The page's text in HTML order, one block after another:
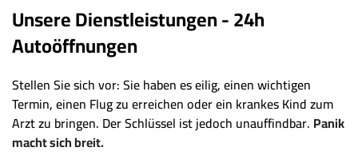
Unsere Dienstleistungen - 24h
Autoöffnungen
Stellen Sie sich vor: Sie haben es eilig, einen wichtigen
Termin, einen Flug zu erreichen oder ein krankes Kind zum
Arzt zu bringen. Der Schlüssel ist jedoch unauffindbar. Panik
macht sich breit.